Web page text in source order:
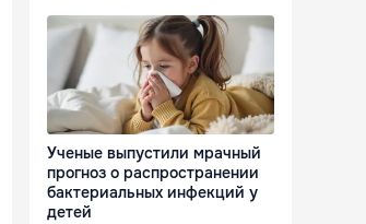
Ученые выпустили мрачный
прогноз о распространении
бактериальных инфекций у
детей